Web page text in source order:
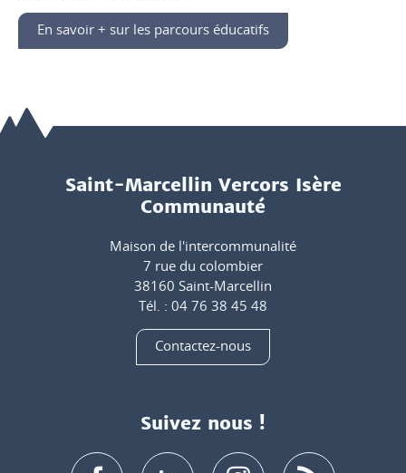
En savoir + sur les parcours éducatifs
Saint-Marcellin Vercors Isère
Communauté
Maison de l'intercommunalité
7 rue du colombier
38160 Saint-Marcellin
Tél. : 04 76 38 45 48
Contactez-nous
Suivez nous !